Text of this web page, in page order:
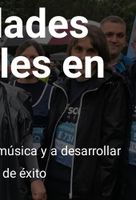
en
y a desarrollar
éxito